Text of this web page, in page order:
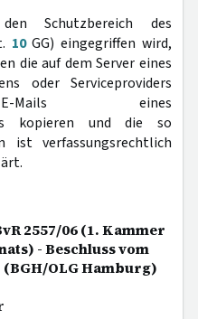
Schutzbereich des
10GG) eingegriffen wird,
die auf dem Server eines
oder Serviceproviders
Mails eines
kopieren und die so
ist verfassungsrechtlich
2557/06 (1. Kammer
- Beschluss vom
(BGH/OLG Hamburg)